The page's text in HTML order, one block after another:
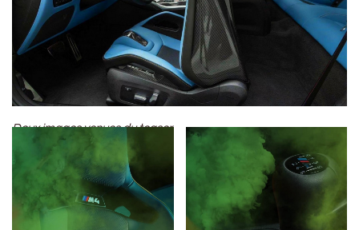
Deux images venues du teaser